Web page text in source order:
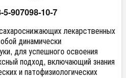
5-907098-10-7
лекарственных
динамически
для успешного освоения
подход, включающий знания
и патофизиологических